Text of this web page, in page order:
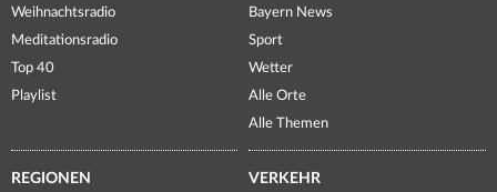
Weihnachtsradio
Meditationsradio
Top 40
Playlist
Bayern News
Sport
Wetter
Alle Orte
Alle Themen
REGIONEN VERKEHR